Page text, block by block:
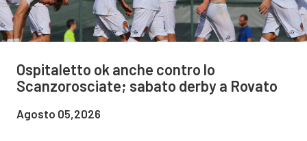
Ospitaletto ok anche contro lo
Scanzorosciate; sabato derby a Rovato
Agosto 05,2026